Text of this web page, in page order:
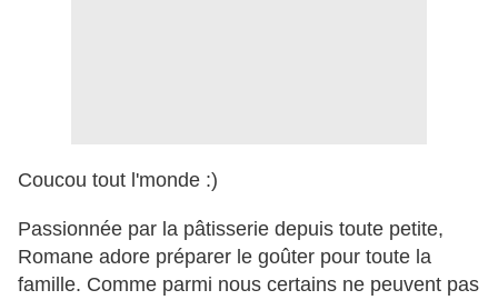
Coucou tout l'monde :)
Passionnée par la pâtisserie depuis toute petite,
Romane adore préparer le goûter pour toute la
famille. Comme parmi nous certains ne peuvent pas